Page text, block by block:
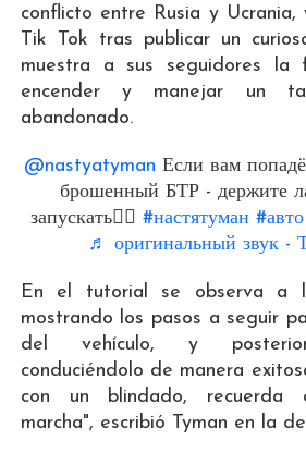
conflicto entre Rusia y
Tik Tok tras publicar un
muestra a sus seguidores la
encender y manejar un
abandonado.
@nastyatyman Если вам
брошенный БТР - держите
запускать☝🏻#настятуман #авто
♬ оригинальный звук -
En el tutorial se observa a
mostrando los pasos a seguir
del vehículo, y
conduciéndolo de manera
con un blindado, recuerda
marcha", escribió Tyman en la